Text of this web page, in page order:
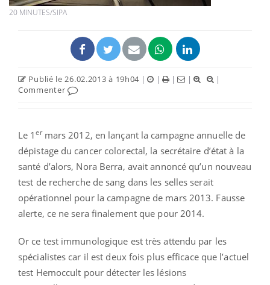
20 MINUTES/SIPA
Publié le 26.02.2013 à 19h04 | | | |
|
Commenter
Le 1ermars 2012, en lançant la campagne annuelle de
dépistage du cancer colorectal, la secrétaire d’état à la
santé d’alors, Nora Berra, avait annoncé qu’un nouveau
test de recherche de sang dans les selles serait
opérationnel pour la campagne de mars 2013. Fausse
alerte, ce ne sera finalement que pour 2014.
Or ce test immunologique est très attendu par les
spécialistes car il est deux fois plus efficace que l’actuel
test Hemoccult pour détecter les lésions